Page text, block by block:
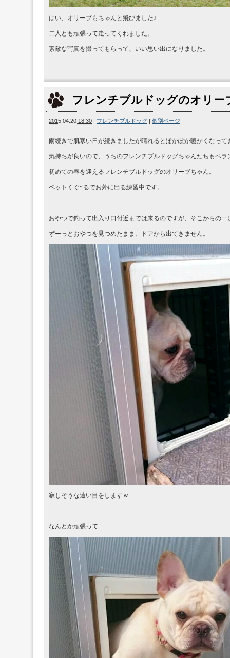
はい、オリーブもちゃんと飛びました♪
二人とも頑張って走ってくれました。
素敵な写真を撮ってもらって、いい思い出になりました。
フレンチブルドッグのオリー
2015.04.20 18:30 | フレンチブルドッグ | 個別ページ
雨続きで肌寒い日が続きましたが晴れるとぽかぽか暖かくなって
気持ちが良いので、うちのフレンチブルドッグちゃんたちもベ
初めての春を迎えるフレンチブルドッグのオリーブちゃん。
ペットくぐ~るでお外に出る練習中です。
おやつで釣って出入り口付近までは来るのですが、そこからの
ずーっとおやつを見つめたまま、ドアから出てきません。
寂しそうな遠い目をしますｗ
なんとか頑張って…